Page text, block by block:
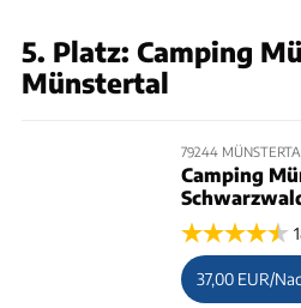
5. Platz: Camping
Münstertal
79244
Camping
37,00 EUR/